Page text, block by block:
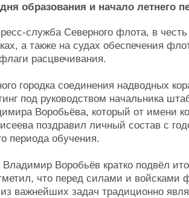
образования и начало летнего
служба Северного флота, в честь
а также на судах обеспечения
расцвечивания.
городка соединения надводных
под руководством начальника
Воробьёва, который от имени
поздравил личный состав с
периода обучения.
Воробьёв кратко подвёл
что перед силами и войсками
важнейших задач традиционно